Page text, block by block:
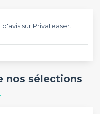
sur Privateaser.
nos sélections